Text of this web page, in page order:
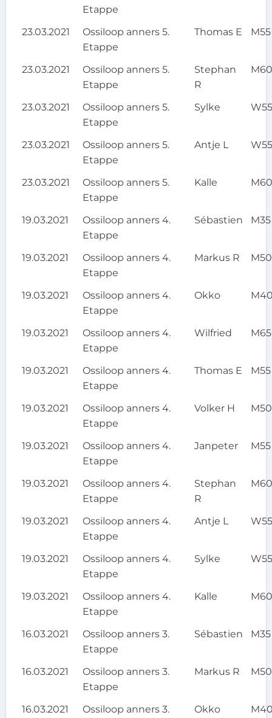
Etappe
23.03.2021
Ossiloop anners 5.
Etappe
Thomas E M55
23.03.2021
Ossiloop anners 5.
Etappe
Stephan
R
23.03.2021
Ossiloop anners 5.
Etappe
Sylke
23.03.2021
Ossiloop anners 5.
Etappe
Antje L
23.03.2021
Ossiloop anners 5.
Etappe
Kalle
19.03.2021
Ossiloop anners 4.
Etappe
Sébastien M35
19.03.2021
Ossiloop anners 4.
Etappe
Markus R M50
19.03.2021
Ossiloop anners 4.
Etappe
Okko
19.03.2021
Ossiloop anners 4.
Etappe
Wilfried M65
19.03.2021
Ossiloop anners 4.
Etappe
Thomas E M55
19.03.2021
Ossiloop anners 4.
Etappe
Volker H M50
19.03.2021
Ossiloop anners 4.
Etappe
Janpeter M55
19.03.2021
Ossiloop anners 4.
Etappe
Stephan
R
19.03.2021
Ossiloop anners 4.
Etappe
Antje L
19.03.2021
Ossiloop anners 4.
Etappe
Sylke
19.03.2021
Ossiloop anners 4.
Etappe
Kalle
16.03.2021
Ossiloop anners 3.
Etappe
Sébastien M35
16.03.2021
Ossiloop anners 3.
Etappe
Markus R M50
16.03.2021
Ossiloop anners 3.
Okko